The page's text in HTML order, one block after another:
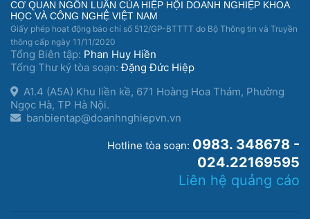
CƠ QUAN NGÔN LUẬN CỦA HIỆP HỘI DOANH NGHIỆP KHOA
HỌC VÀ CÔNG NGHỆ VIỆT NAM
Giấy phép hoạt động báo chí số 512/GP-BTTTT do Bộ Thông tin và Truyền
thông cấp ngày 11/11/2020
Tổng Biên tập: Phan Huy Hiền
Tổng Thư ký tòa soạn:Đặng Đức Hiệp
A1.4 (A5A) Khu liền kề, 671 Hoàng Hoa Thám, Phường
Ngọc Hà, TP Hà Nội.
banbientap@doanhnghiepvn.vn
Hotline tòa soạn: 0983. 348678 -
024.22169595
Liên hệ quảng cáo